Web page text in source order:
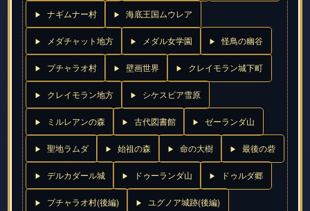
ナギムナー村 海底王国ムウレア
メダチャット地方 メダル女学園 怪鳥の幽谷
プチャラオ村 壁画世界 クレイモラン城下町
クレイモラン地方 シケスビア雪原
ミルレアンの森 古代図書館 ゼーランダ山
聖地ラムダ 始祖の森 命の大樹 最後の砦
デルカダール城 ドゥーランダ山 ドゥルダ郷
プチャラオ村(後編) ユグノア城跡(後編)